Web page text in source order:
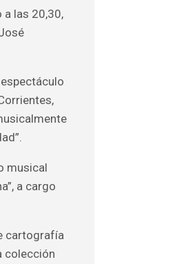
las 20,30,
musical
a cargo
cartografía
colección